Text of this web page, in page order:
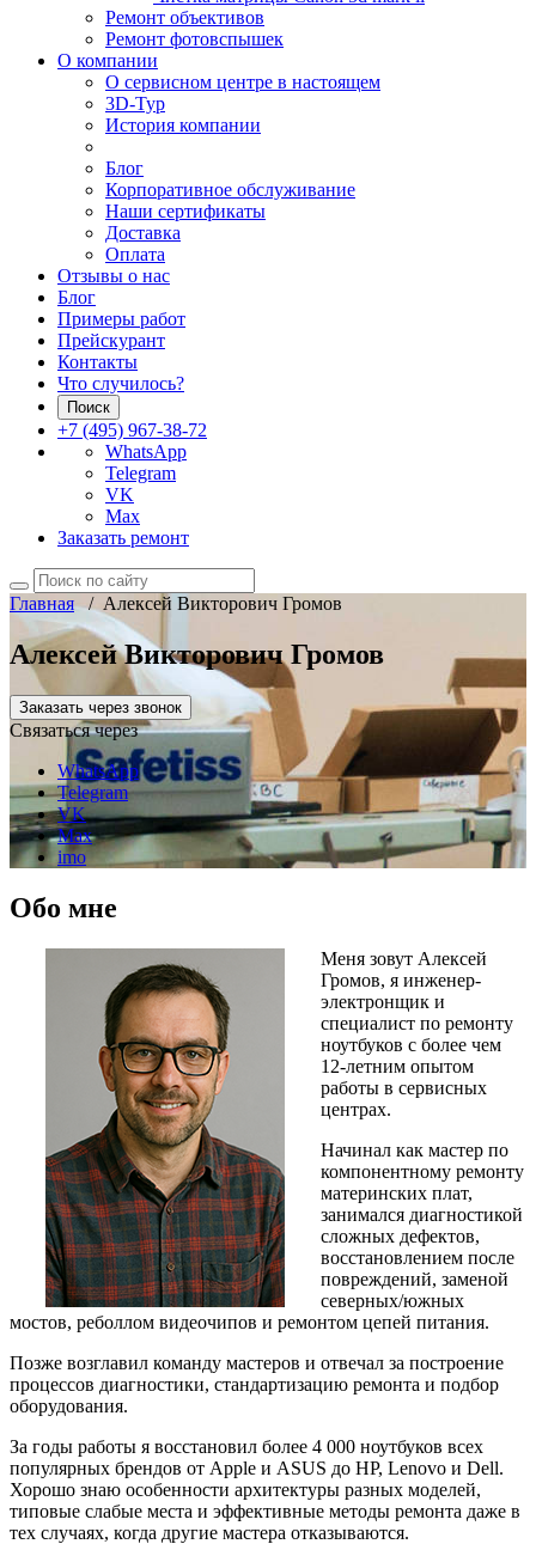
Ремонт объективов
Ремонт фотовспышек
О компании
О сервисном центре в настоящем
3D-Тур
История компании
Блог
Корпоративное обслуживание
Наши сертификаты
Доставка
Оплата
Отзывы о нас
Блог
Примеры работ
Прейскурант
Контакты
Что случилось?
Поиск
+7 (495) 967-38-72
WhatsApp
Telegram
VK
Max
Заказать ремонт
Главная/ Алексей Викторович Громов
Алексей Викторович Громов
Заказать через звонок
Связаться через
WhatsApp
Telegram
VK
Max
imo
Обо мне
Меня зовут Алексей
Громов, я инженер-
электронщик и
специалист по ремонту
ноутбуков с более чем
12-летним опытом
работы в сервисных
центрах.
Начинал как мастер по
компонентному ремонту
материнских плат,
занимался диагностикой
сложных дефектов,
восстановлением после
повреждений, заменой
северных/южных
мостов, реболлом видеочипов и ремонтом цепей питания.
Позже возглавил команду мастеров и отвечал за построение
процессов диагностики, стандартизацию ремонта и подбор
оборудования.
За годы работы я восстановил более 4 000 ноутбуков всех
популярных брендов от Apple и ASUS до HP, Lenovo и Dell.
Хорошо знаю особенности архитектуры разных моделей,
типовые слабые места и эффективные методы ремонта даже в
тех случаях, когда другие мастера отказываются.